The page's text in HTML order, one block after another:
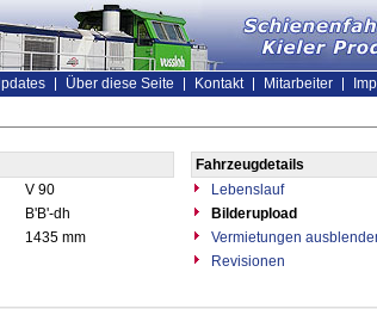
Über diese Seite Kontakt Mitarbeiter
Fahrzeugdetails
V 90
Lebenslauf
B'B'-dh
Bilderupload
1435 mm
Vermietungen
Revisionen